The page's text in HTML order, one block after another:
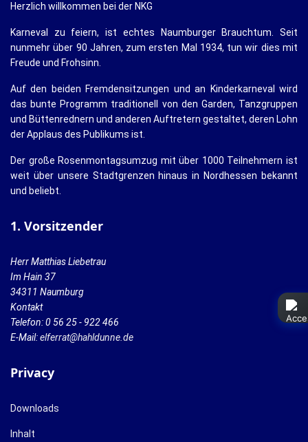
Herzlich willkommen bei der NKG
Karneval zu feiern, ist echtes Naumburger Brauchtum. Seit
nunmehr über 90 Jahren, zum ersten Mal 1934, tun wir dies mit
Freude und Frohsinn.
Auf den beiden Fremdensitzungen und an Kinderkarneval wird
das bunte Programm traditionell von den Garden, Tanzgruppen
und Büttenrednern und anderen Auftretern gestaltet, deren Lohn
der Applaus des Publikums ist.
Der große Rosenmontagsumzug mit über 1000 Teilnehmern ist
weit über unsere Stadtgrenzen hinaus in Nordhessen bekannt
und beliebt.
1. Vorsitzender
Herr Matthias Liebetrau
Im Hain 37
34311 Naumburg
Kontakt
Telefon: 0 56 25 - 922 466
E-Mail:elferrat@hahldunne.de
Privacy
Downloads
Inhalt